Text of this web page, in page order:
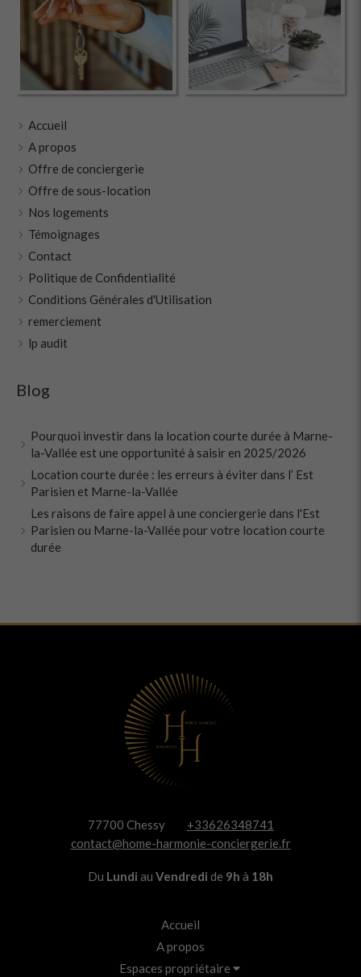
Accueil
A propos
Offre de conciergerie
Offre de sous-location
Nos logements
Témoignages
Contact
Politique de Confidentialité
Conditions Générales d'Utilisation
remerciement
lp audit
Blog
Pourquoi investir dans la location courte durée à Marne-
la-Vallée est une opportunité à saisir en 2025/2026
Location courte durée : les erreurs à éviter dans l’ Est
Parisien et Marne-la-Vallée
Les raisons de faire appel à une conciergerie dans l'Est
Parisien ou Marne-la-Vallée pour votre location courte
durée
77700 Chessy
+33626348741
contact@home-harmonie-conciergerie.fr
Du Lundi au Vendredi de 9h à 18h
Accueil
A propos
Espaces propriétaire